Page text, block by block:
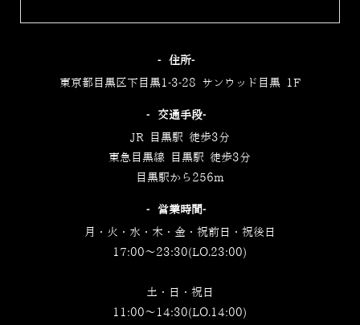
‐住所‐
東京都目黒区下目黒1-3-28 サンウッド目黒 1F
‐交通手段‐
JR 目黒駅 徒歩3分
東急目黒線 目黒駅 徒歩3分
目黒駅から256m
‐営業時間‐
月・火・水・木・金・祝前日・祝後日
17:00～23:30(LO.23:00)
土・日・祝日
11:00～14:30(LO.14:00)